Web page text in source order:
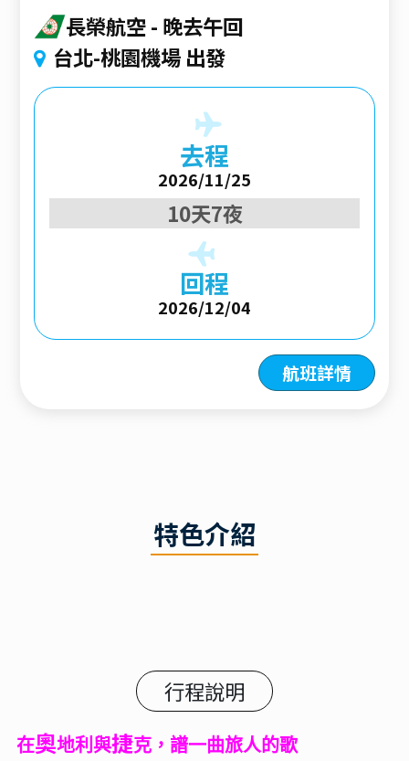
長榮航空 晚去午回
台北-桃園機場 出發
去程
2026/11/25
10天7夜
回程
2026/12/04
航班詳情
特色介紹
行程說明
在奧地利與捷克，譜一曲旅人的歌